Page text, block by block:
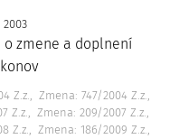
zmene a doplnení
Z.z.
Zmena: 747/2004 Z.z.
Z.z.
Zmena: 209/2007 Z.z.
Z.z.
Zmena: 186/2009 Z.z.